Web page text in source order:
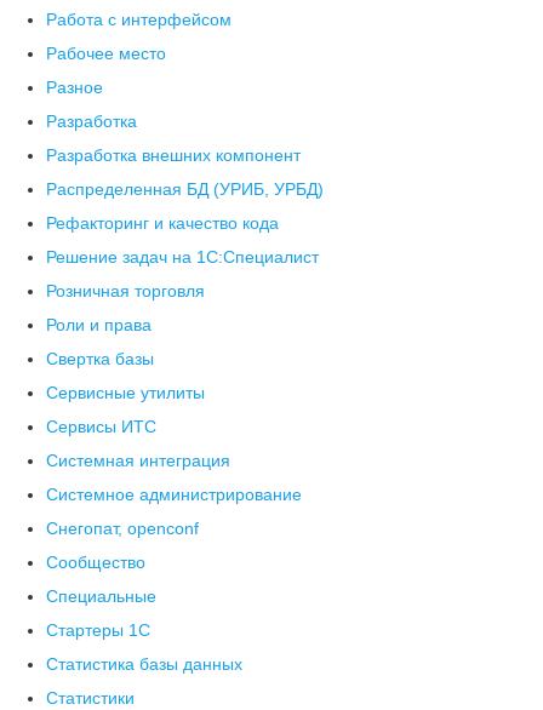
Работа с интерфейсом
Рабочее место
Разное
Разработка
Разработка внешних компонент
Распределенная БД (УРИБ, УРБД)
Рефакторинг и качество кода
Решение задач на 1С:Специалист
Розничная торговля
Роли и права
Свертка базы
Сервисные утилиты
Сервисы ИТС
Системная интеграция
Системное администрирование
Снегопат, openconf
Сообщество
Специальные
Стартеры 1С
Статистика базы данных
Статистики